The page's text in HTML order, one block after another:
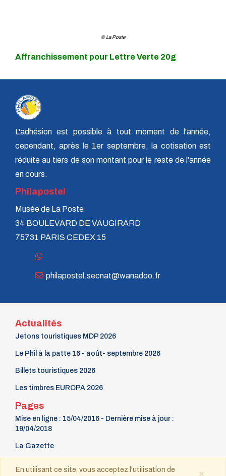
© La Poste
Affranchissement pour Lettre Verte 20g
L'adhésion est possible à tout moment de l'année,
cependant, après le 1er septembre, la cotisation est
réduite au tiers de son montant pour le reste de l'année
en cours.
Philapostel
Musée de La Poste
34 BOULEVARD DE VAUGIRARD
75731 PARIS CEDEX 15
philapostel.secnat@wanadoo.fr
Actualités
Jetons touristiques MDP 2026
Le Phil à la patte 16 - août- septembre 2026
Billets touristiques 2026
Les timbres EUROPA 2026
Pages
Mise en ligne : 15/04/2016 - Dernière mise à jour :
19/04/2018
La Gazette
×
En utilisant ce site, vous acceptez l'utilisation de